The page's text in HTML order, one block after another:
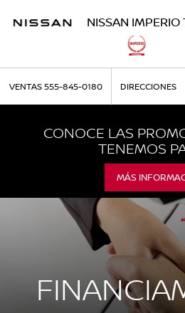
NISSAN
VENTAS555-845-0180 DIRECCIONES
CONOCE LAS
TENEMOS
MÁS